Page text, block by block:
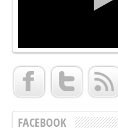
FACEBOOK